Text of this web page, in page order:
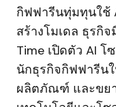
กิฟฟารีนทุ่มทุนใช้
สร้างโมเดล ธุรกิ
Time เปิดตัว AI โ
นักธุรกิจกิฟฟารีน
ผลิตภัณฑ์ และขย